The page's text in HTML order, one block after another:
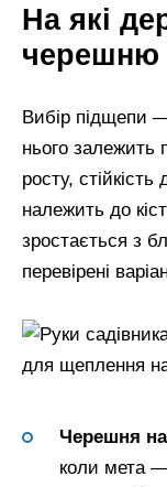
На які
черешню
Вибір підщепи
нього залежить
росту,
належить до
зростається з
перевірені
Черешня
коли мета